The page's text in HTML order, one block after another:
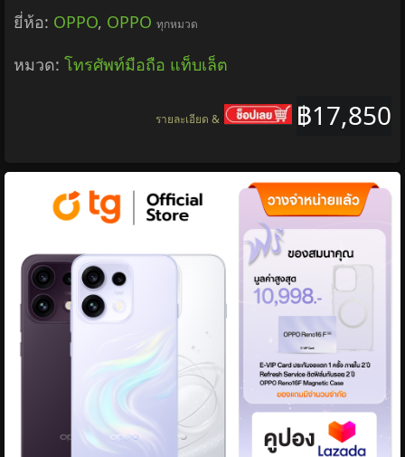
ยี่ห้อ: OPPO, OPPO ทุกหมวด
หมวด: โทรศัพท์มือถือ แท็บเล็ต
฿17,850
รายละเอียด &